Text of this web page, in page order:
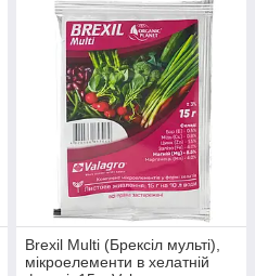
Brexil Multi (Брексіл мульті),
мікроелементи в хелатній